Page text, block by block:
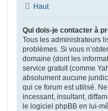
Haut
Qui dois-je contacter à
Tous les administrateurs
problèmes. Si vous
domaine (dont les
service gratuit (comme
absolument aucune
qui ce forum est utilisé.
incessant, insultant,
le logiciel phpBB en lui-